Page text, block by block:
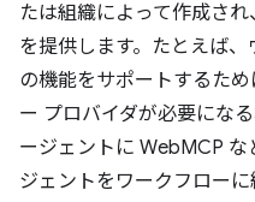
たは組織によって作成さ
を提供します。たとえば
の機能をサポートするた
ー プロバイダが必要にな
ージェントに WebMCP
ジェントをワークフロー